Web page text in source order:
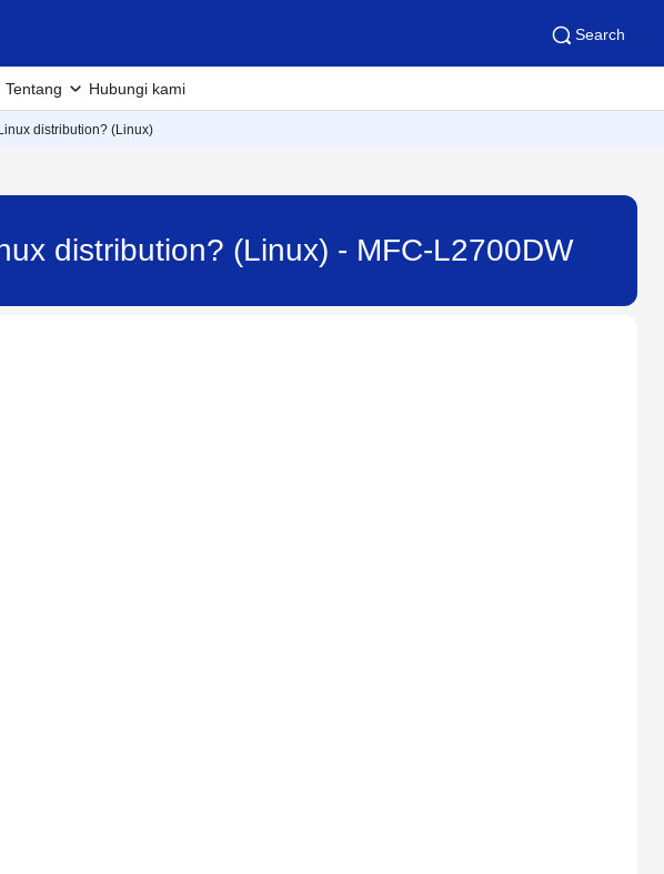
Search
Tentang Hubungi kami
distribution? (Linux)
distribution? (Linux) - MFC-L2700DW